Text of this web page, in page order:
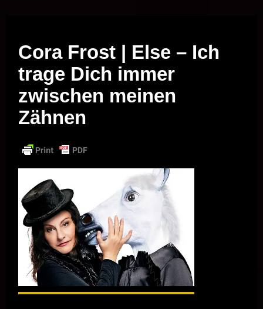
Cora Frost | Else – Ich
trage Dich immer
zwischen meinen
Zähnen